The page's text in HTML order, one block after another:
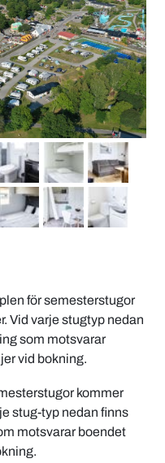
för semesterstugor
Vid varje stugtyp nedan
som motsvarar
vid bokning.
kommer
stug-typ nedan finns
motsvarar boendet